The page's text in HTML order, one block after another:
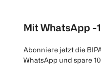
Mit WhatsApp -
Abonniere jetzt die
WhatsApp und spare